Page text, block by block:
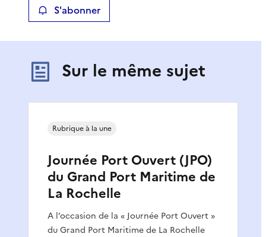
S'abonner
Sur le même sujet
Journée Port Ouvert (JPO)
du Grand Port Maritime de
La Rochelle
A l’occasion de la « Journée Port Ouvert »
du Grand Port Maritime de La Rochelle
Rubrique à la une